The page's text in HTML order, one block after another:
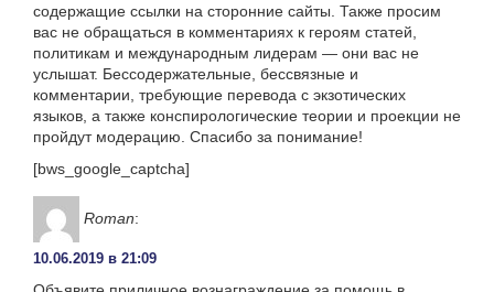
содержащие ссылки на сторонние сайты. Также просим
вас не обращаться в комментариях к героям статей,
политикам и международным лидерам — они вас не
услышат. Бессодержательные, бессвязные и
комментарии, требующие перевода с экзотических
языков, а также конспирологические теории и проекции не
пройдут модерацию. Спасибо за понимание!
[bws_google_captcha]
Roman:
10.06.2019 в 21:09